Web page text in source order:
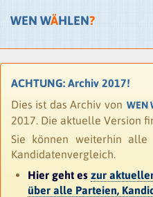
WEN WÄHLEN?
ACHTUNG: Archiv 2017!
Dies ist das Archiv von WEN
2017. Die aktuelle Version
Sie können weiterhin alle
Kandidatenvergleich.
Hier geht es zur
über alle Parteien,